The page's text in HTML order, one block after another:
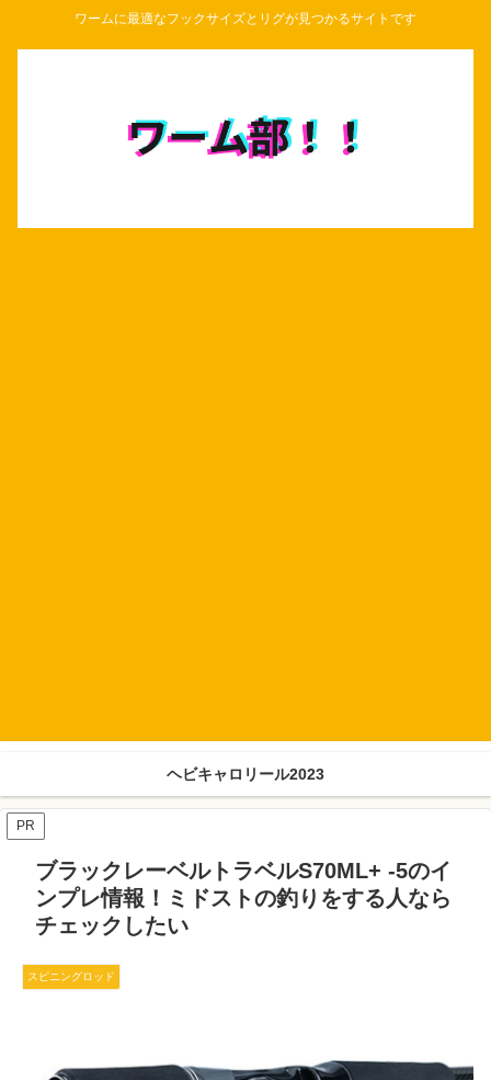
ワームに最適なフックサイズとリグが見つかるサイトです
ヘビキャロリール2023
PR
ブラックレーベルトラベルS70ML+ -5のイ
ンプレ情報！ミドストの釣りをする人なら
チェックしたい
スピニングロッド